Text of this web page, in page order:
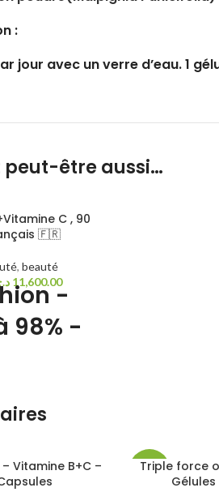
:
jour avec un verre d’eau. 1
peut-être aussi…
C , 90
🇫🇷
, beauté
11,600.00-
98% -
C
Vitamine B+C –
-13%
Triple force